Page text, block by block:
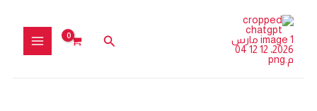
المحتوى
البحث
ساتان